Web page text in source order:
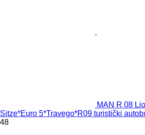
MAN R 08
Sitze*Euro 5*Travego*R09 turistički
48